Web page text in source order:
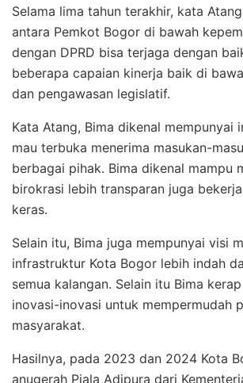
Selama lima tahun terakhir, kata
antara Pemkot Bogor di bawah
dengan DPRD bisa terjaga dengan
beberapa capaian kinerja baik di
dan pengawasan legislatif.
Kata Atang, Bima dikenal mempunyai
mau terbuka menerima masukan-
berbagai pihak. Bima dikenal mampu
birokrasi lebih transparan juga
keras.
Selain itu, Bima juga mempunyai visi
infrastruktur Kota Bogor lebih indah
semua kalangan. Selain itu Bima
inovasi-inovasi untuk mempermudah
masyarakat.
Hasilnya, pada 2023 dan 2024 Kota
anugerah Piala Adipura dari